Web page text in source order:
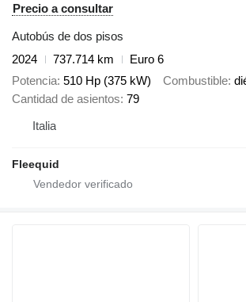
Precio a consultar
Autobús de dos pisos
2024
737.714 km
Euro 6
Potencia 510 Hp (375 kW) Combustible
Cantidad de asientos 79
Italia
Fleequid